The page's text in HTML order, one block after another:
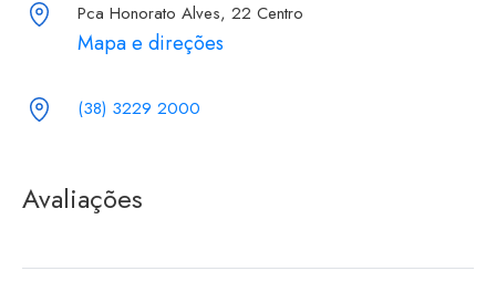
Pca Honorato Alves, 22 Centro
Mapa e direções
(38) 3229 2000
Avaliações